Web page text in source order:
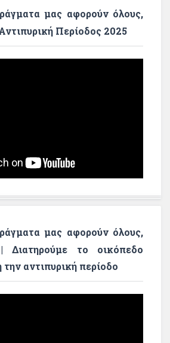
μας αφορούν όλους,
Περίοδος 2025
μας αφορούν όλους,
Διατηρούμε το οικόπεδο
αντιπυρική περίοδο